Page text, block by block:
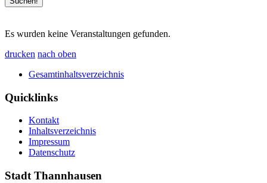
Es wurden keine Veranstaltungen gefunden.
drucken nach oben
Gesamtinhaltsverzeichnis
Quicklinks
Kontakt
Inhaltsverzeichnis
Impressum
Datenschutz
Stadt Thannhausen